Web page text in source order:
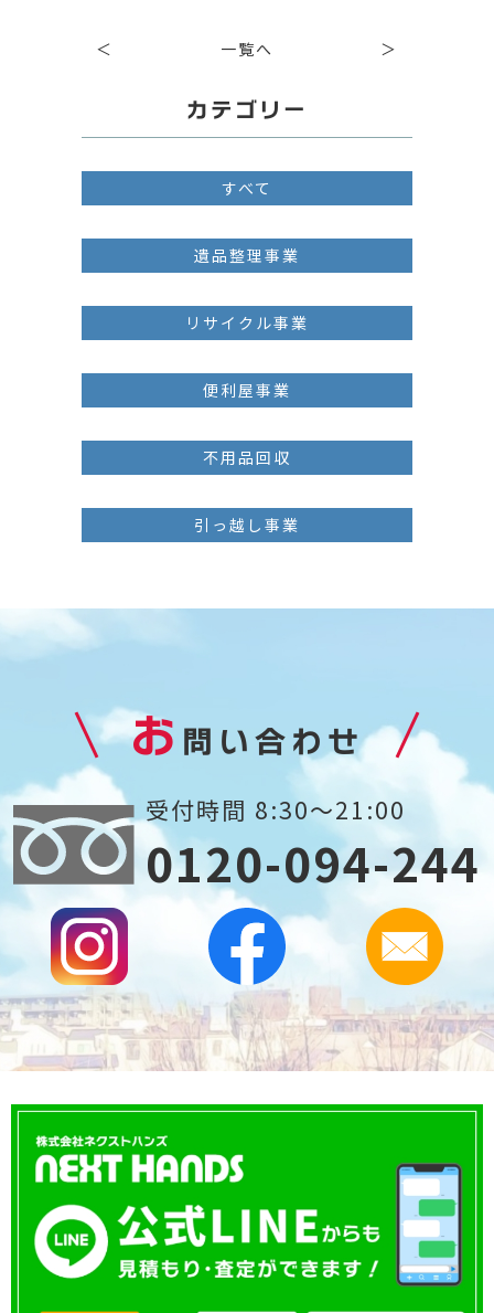
＜ 一覧へ ＞
カテゴリー
すべて
遺品整理事業
リサイクル事業
便利屋事業
不用品回収
引っ越し事業
お 問い合わせ
受付時間 8:30～21:00
0120-094-244